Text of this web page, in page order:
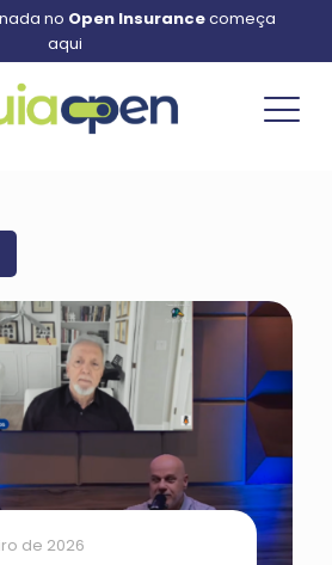
no Open Insurancecomeça
aqui
de 2026